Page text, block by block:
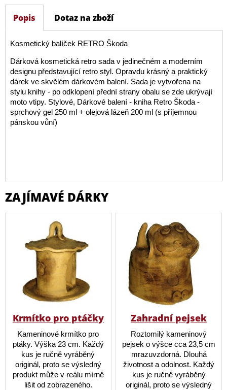
Popis Dotaz na zboží
Kosmetický balíček RETRO Škoda
Dárková kosmetická retro sada v jedinečném a moderním
designu představující retro styl. Opravdu krásný a praktický
dárek ve skvělém dárkovém balení. Sada je vytvořena na
stylu knihy - po odklopení přední strany obalu se zde ukrývají
moto vtipy. Stylové, Dárkové balení - kniha Retro Škoda -
sprchový gel 250 ml + olejová lázeň 200 ml (s příjemnou
pánskou vůní)
ZAJÍMAVÉ DÁRKY
Krmítko pro ptáčky
Kameninové krmítko pro
ptáky. Výška 23 cm. Každý
kus je ručně vyráběný
originál, proto se výsledný
produkt může v reálu mírně
lišit od zobrazeného.
Zahradní pejsek
Roztomilý kameninový
pejsek o výšce cca 23,5 cm
mrazuvzdorná. Dlouhá
životnost a odolnost. Každý
kus je ručně vyráběný
originál, proto se výsledný